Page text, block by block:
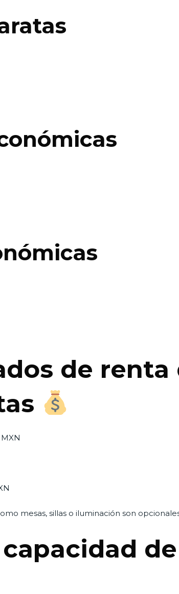
de renta
mesas, sillas o iluminación son